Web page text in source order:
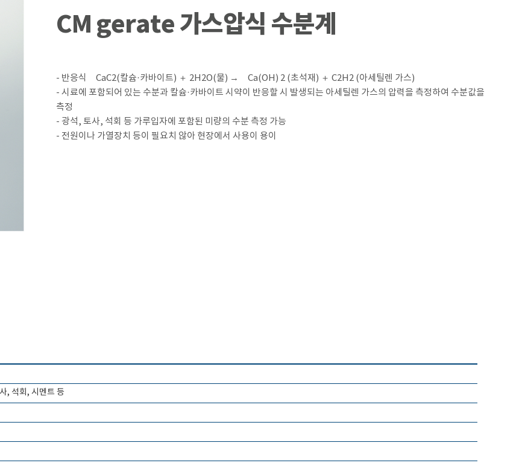
CM gerate 가스압식 수분계
- 반응식 CaC2(칼슘·카바이트) ＋ 2H2O(물) → Ca(OH) 2 (초석재) ＋ C2H2 (아세틸렌 가스)
- 시료에 포함되어 있는 수분과 칼슘·카바이트 시약이 반응할 시 발생되는 아세틸렌 가스의 압력을 측정하여 수분값을
측정
- 광석, 토사, 석회 등 가루입자에 포함된 미량의 수분 측정 가능
- 전원이나 가열장치 등이 필요치 않아 현장에서 사용이 용이
, 석회, 시멘트 등